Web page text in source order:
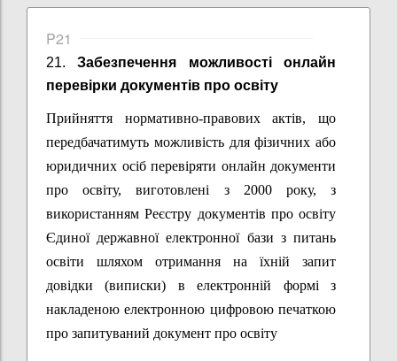
P21
21.Забезпечення можливостіонлайн
перевірки документів про освіту
Прийняття нормативно-правових актів, що
передбачатимуть можливість для фізичних або
юридичних осіб перевіряти онлайн документи
про освіту, виготовлені з 2000 року, з
використанням Реєстру документів про освіту
Єдиної державної електронної бази з питань
освіти шляхом отримання на їхній запит
довідки (виписки) в електронній формі з
накладеною електронною цифровою печаткою
про запитуваний документ про освіту